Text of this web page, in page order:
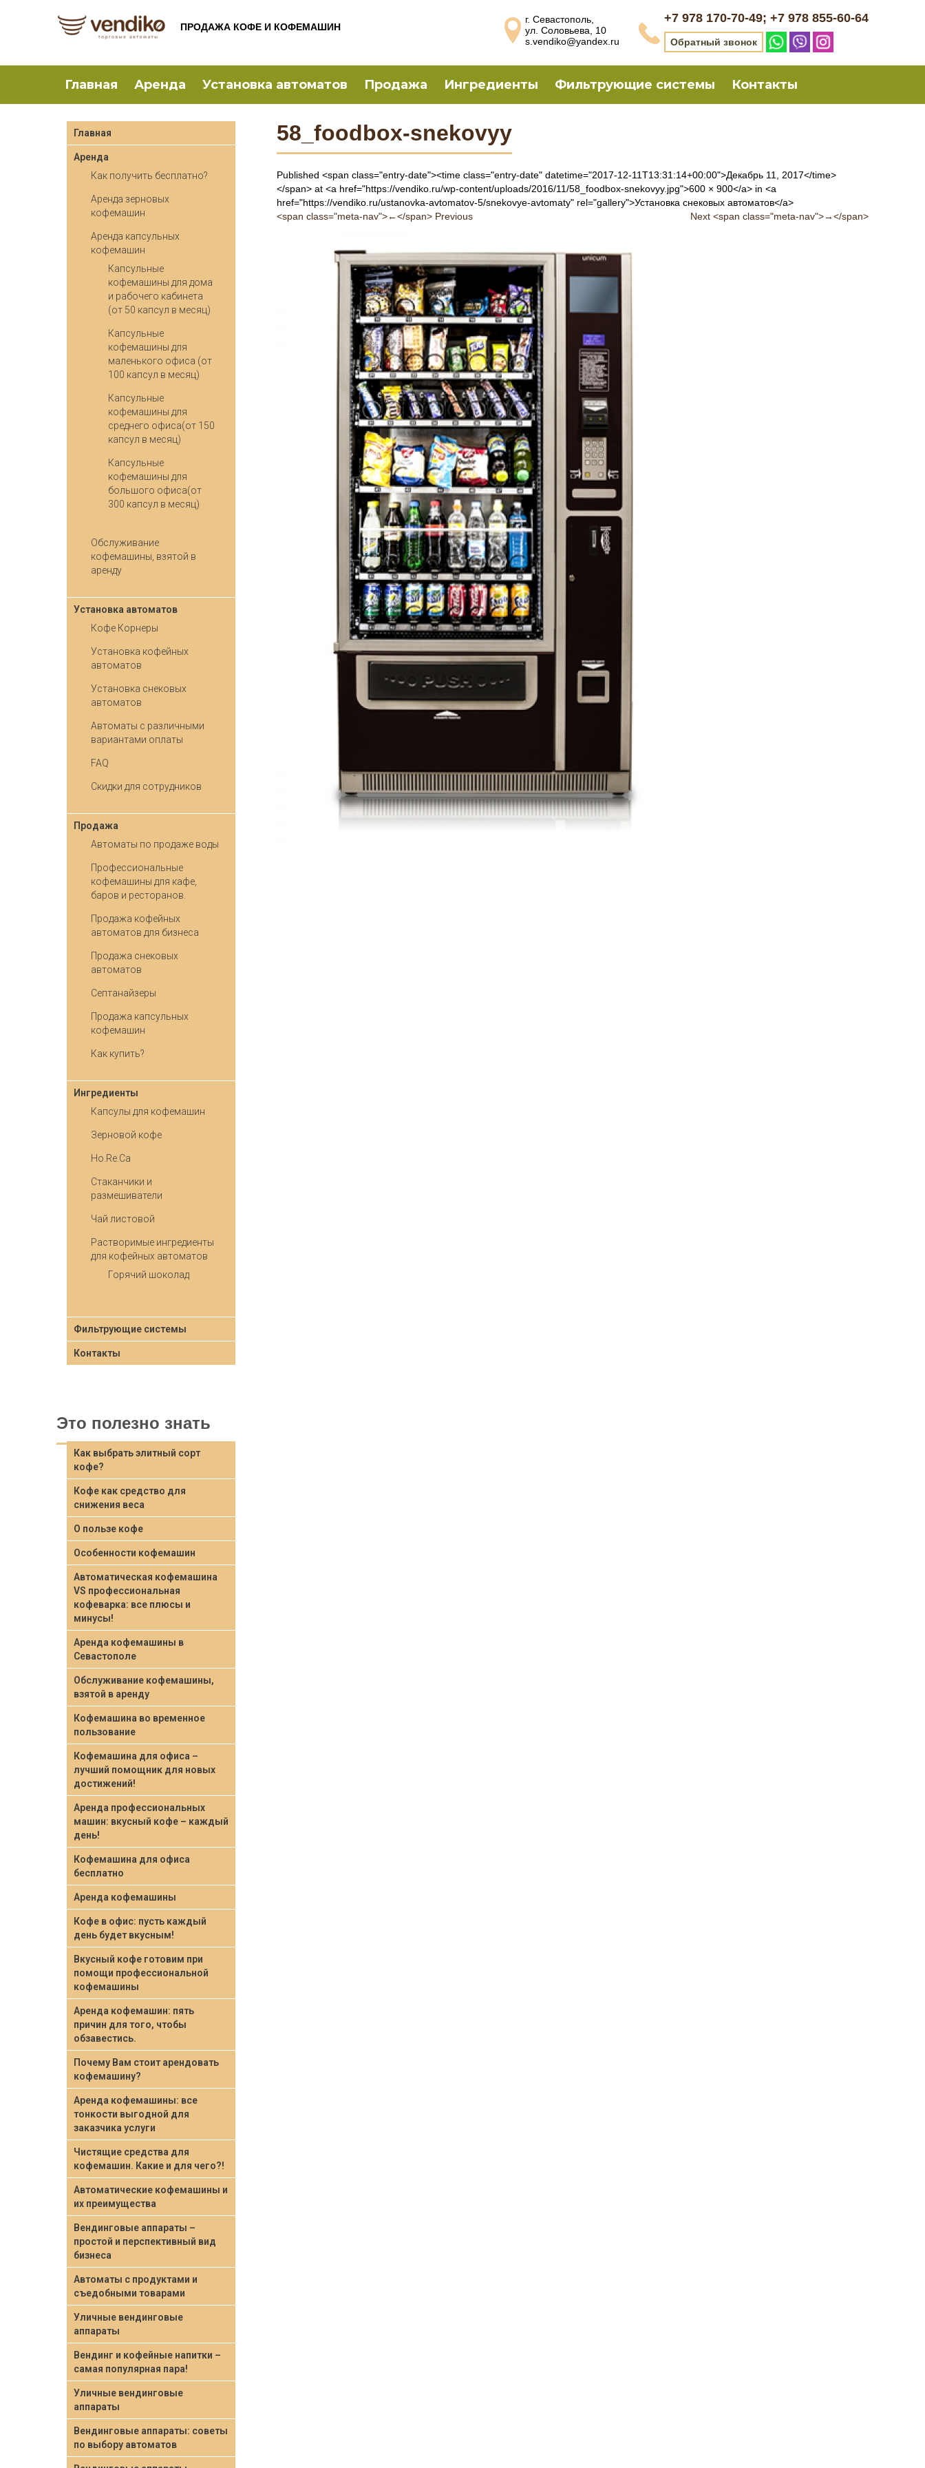
ПРОДАЖА КОФЕ И КОФЕМАШИН
+7 978 170-70-49; +7 978 855-60-64
Обратный звонок
г. Севастополь,
ул. Соловьева, 10
s.vendiko@yandex.ru
Главная Аренда Установка автоматов Продажа Ингредиенты Фильтрующие системы Контакты
58_foodbox-snekovyy
Published <span class="entry-date"><time class="entry-date" datetime="2017-12-11T13:31:14+00:00">Декабрь 11, 2017</time>
</span> at <a href="https://vendiko.ru/wp-content/uploads/2016/11/58_foodbox-snekovyy.jpg">600 × 900</a> in <a
href="https://vendiko.ru/ustanovka-avtomatov-5/snekovye-avtomaty" rel="gallery">Установка снековых автоматов</a>
<span class="meta-nav">←</span> Previous
Next <span class="meta-nav">→</span>
Главная
Аренда
Как получить бесплатно?
Аренда зерновых
кофемашин
Аренда капсульных
кофемашин
Капсульные
кофемашины для дома
и рабочего кабинета
(от 50 капсул в месяц)
Капсульные
кофемашины для
маленького офиса (от
100 капсул в месяц)
Капсульные
кофемашины для
среднего офиса(от 150
капсул в месяц)
Капсульные
кофемашины для
большого офиса(от
300 капсул в месяц)
Обслуживание
кофемашины, взятой в
аренду
Установка автоматов
Кофе Корнеры
Установка кофейных
автоматов
Установка снековых
автоматов
Автоматы с различными
вариантами оплаты
FAQ
Скидки для сотрудников
Продажа
Автоматы по продаже воды
Профессиональные
кофемашины для кафе,
баров и ресторанов.
Продажа кофейных
автоматов для бизнеса
Продажа снековых
автоматов
Септанайзеры
Продажа капсульных
кофемашин
Как купить?
Ингредиенты
Капсулы для кофемашин
Зерновой кофе
Ho.Re.Ca
Стаканчики и
размешиватели
Чай листовой
Растворимые ингредиенты
для кофейных автоматов
Горячий шоколад
Фильтрующие системы
Контакты
Это полезно знать
Как выбрать элитный сорт
кофе?
Кофе как средство для
снижения веса
О пользе кофе
Особенности кофемашин
Автоматическая кофемашина
VS профессиональная
кофеварка: все плюсы и
минусы!
Аренда кофемашины в
Севастополе
Обслуживание кофемашины,
взятой в аренду
Кофемашина во временное
пользование
Кофемашина для офиса –
лучший помощник для новых
достижений!
Аренда профессиональных
машин: вкусный кофе – каждый
день!
Кофемашина для офиса
бесплатно
Аренда кофемашины
Кофе в офис: пусть каждый
день будет вкусным!
Вкусный кофе готовим при
помощи профессиональной
кофемашины
Аренда кофемашин: пять
причин для того, чтобы
обзавестись.
Почему Вам стоит арендовать
кофемашину?
Аренда кофемашины: все
тонкости выгодной для
заказчика услуги
Чистящие средства для
кофемашин. Какие и для чего?!
Автоматические кофемашины и
их преимущества
Вендинговые аппараты –
простой и перспективный вид
бизнеса
Автоматы с продуктами и
съедобными товарами
Уличные вендинговые
аппараты
Вендинг и кофейные напитки –
самая популярная пара!
Уличные вендинговые
аппараты
Вендинговые аппараты: советы
по выбору автоматов